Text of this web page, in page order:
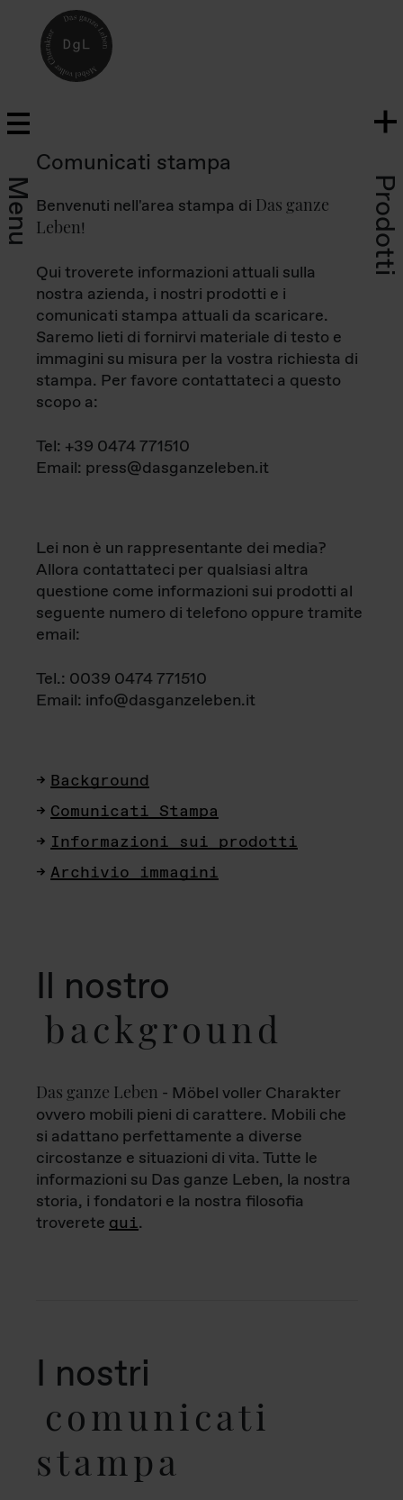
Menu Prodotti
Comunicati stampa
Benvenuti nell'area stampa di Das ganze
Leben!
Qui troverete informazioni attuali sulla
nostra azienda, i nostri prodotti e i
comunicati stampa attuali da scaricare.
Saremo lieti di fornirvi materiale di testo e
immagini su misura per la vostra richiesta di
stampa. Per favore contattateci a questo
scopo a:
Tel: +39 0474 771510
Email: press@dasganzeleben.it
Lei non è un rappresentante dei media?
Allora contattateci per qualsiasi altra
questione come informazioni sui prodotti al
seguente numero di telefono oppure tramite
email:
Tel.: 0039 0474 771510
Email: info@dasganzeleben.it
Background
Comunicati Stampa
Informazioni sui prodotti
Archivio immagini
Il nostro
background
Das ganze Leben - Möbel voller Charakter
ovvero mobili pieni di carattere. Mobili che
si adattano perfettamente a diverse
circostanze e situazioni di vita. Tutte le
informazioni su Das ganze Leben, la nostra
storia, i fondatori e la nostra filosofia
troverete qui.
I nostri
comunicati
stampa